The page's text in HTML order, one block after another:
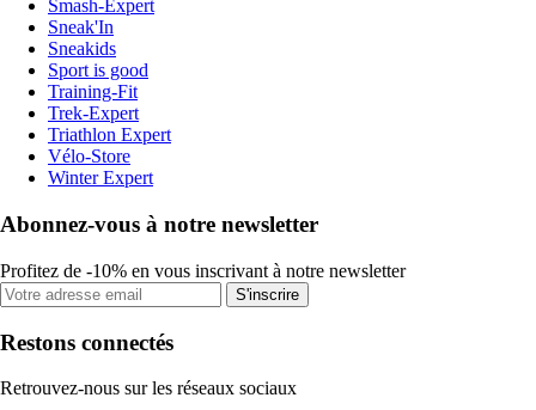
Smash-Expert
Sneak'In
Sneakids
Sport is good
Training-Fit
Trek-Expert
Triathlon Expert
Vélo-Store
Winter Expert
Abonnez-vous à notre newsletter
Profitez de -10% en vous inscrivant à notre newsletter
S'inscrire
Restons connectés
Retrouvez-nous sur les réseaux sociaux